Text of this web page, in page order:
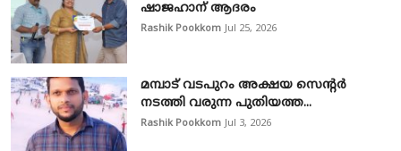
ഷാജഹാന് ആദരം
Rashik Pookkom Jul 25, 2026
മമ്പാട് വടപുറം അക്ഷയ സെന്റർ
നടത്തി വരുന്ന പുതിയത്ത...
Rashik Pookkom Jul 3, 2026